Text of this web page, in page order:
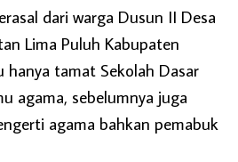
dari warga Dusun II Desa
Lima Puluh Kabupaten
hanya tamat Sekolah Dasar
agama, sebelumnya juga
agama bahkan pemabuk